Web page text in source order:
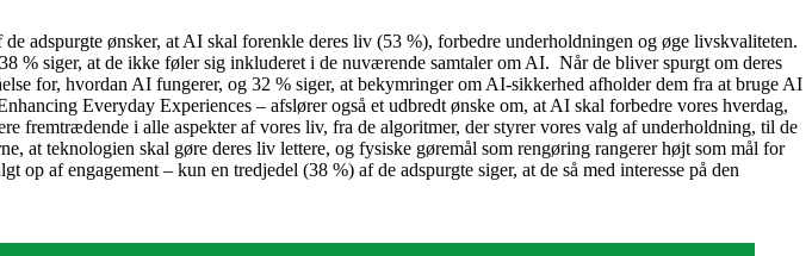
adspurgte ønsker, at AI skal forenkle deres liv (53 %), forbedre underholdningen og øge livskvaliteten.
% siger, at de ikke føler sig inkluderet i de nuværende samtaler om AI. Når de bliver spurgt om deres
for, hvordan AI fungerer, og 32 % siger, at bekymringer om AI-sikkerhed afholder dem fra at bruge AI
Everyday Experiences – afslører også et udbredt ønske om, at AI skal forbedre vores hverdag,
i alle aspekter af vores liv, fra de algoritmer, der styrer vores valg af underholdning, til de
at teknologien skal gøre deres liv lettere, og fysiske gøremål som rengøring rangerer højt som mål for
af engagement – kun en tredjedel (38 %) af de adspurgte siger, at de så med interesse på den